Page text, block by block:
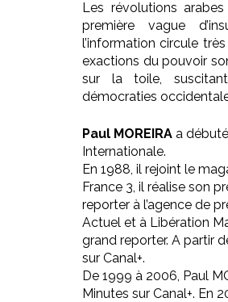
Les révolutions
première vague
l’information circule
exactions du pouvoir
sur la toile,
démocraties
Paul MOREIRA a
Internationale.
En 1988, il rejoint le
France 3, il réalise son
reporter à l’agence de
Actuel et à Libération
grand reporter. A partir
sur Canal+.
De 1999 à 2006, Paul
Minutes sur Canal+. En